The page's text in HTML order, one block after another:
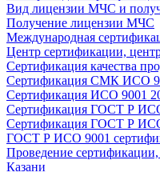
Вид лицензии МЧС и
Получение лицензии МЧС
Международная
Центр сертификации,
Сертификация качества
Сертификация СМК ИСО
Сертификация ИСО 9001
Сертификация ГОСТ Р ИСО
Сертификация ГОСТ Р
ГОСТ Р ИСО 9001
Проведение
Казани